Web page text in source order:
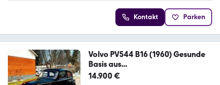
Kontakt Parken
Volvo PV544 B16 (1960) Gesunde
Basis aus...
14.900 €